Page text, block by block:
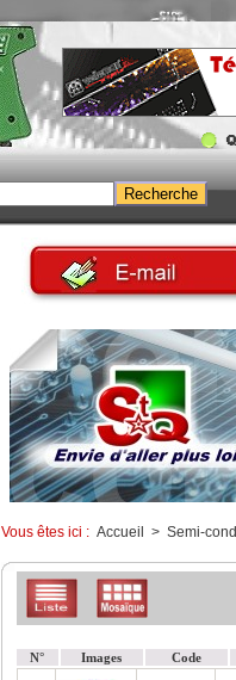
Vous êtes ici : Accueil > Semi-
N° Images Code